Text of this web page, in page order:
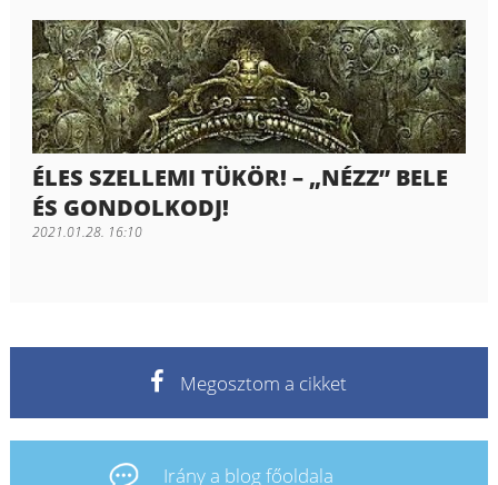
ÉLES SZELLEMI TÜKÖR! – „NÉZZ” BELE
ÉS GONDOLKODJ!
2021.01.28. 16:10
Megosztom a cikket
Irány a blog főoldala